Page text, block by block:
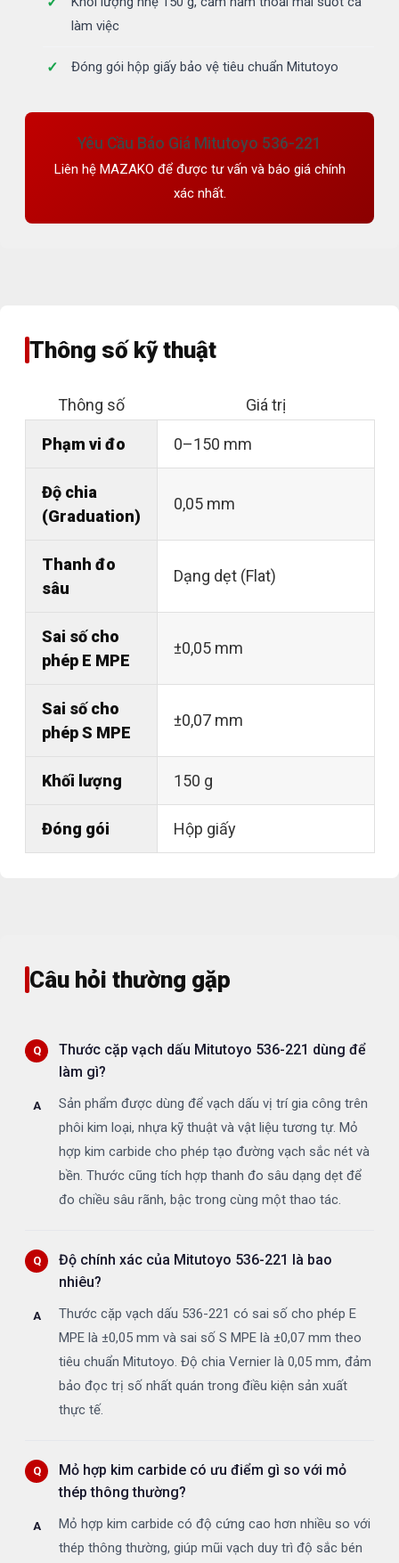
làm việc
Đóng gói hộp giấy bảo vệ tiêu chuẩn Mitutoyo
Yêu Cầu Báo Giá Mitutoyo 536-221
Liên hệ MAZAKO để được tư vấn và báo giá chính
xác nhất.
Thông số kỹ thuật
Thông số Giá trị
Phạm vi đo 0–150 mm
Độ chia
(Graduation)
0,05 mm
Thanh đo
sâu
Dạng dẹt (Flat)
Sai số cho
phép E MPE
±0,05 mm
Sai số cho
phép S MPE
±0,07 mm
Khối lượng 150 g
Đóng gói Hộp giấy
Câu hỏi thường gặp
Thước cặp vạch dấu Mitutoyo 536-221 dùng để
làm gì?
Sản phẩm được dùng để vạch dấu vị trí gia công trên
phôi kim loại, nhựa kỹ thuật và vật liệu tương tự. Mỏ
hợp kim carbide cho phép tạo đường vạch sắc nét và
bền. Thước cũng tích hợp thanh đo sâu dạng dẹt để
đo chiều sâu rãnh, bậc trong cùng một thao tác.
Độ chính xác của Mitutoyo 536-221 là bao
nhiêu?
Thước cặp vạch dấu 536-221 có sai số cho phép E
MPE là ±0,05 mm và sai số S MPE là ±0,07 mm theo
tiêu chuẩn Mitutoyo. Độ chia Vernier là 0,05 mm, đảm
bảo đọc trị số nhất quán trong điều kiện sản xuất
thực tế.
Mỏ hợp kim carbide có ưu điểm gì so với mỏ
thép thông thường?
Mỏ hợp kim carbide có độ cứng cao hơn nhiều so với
thép thông thường, giúp mũi vạch duy trì độ sắc bén